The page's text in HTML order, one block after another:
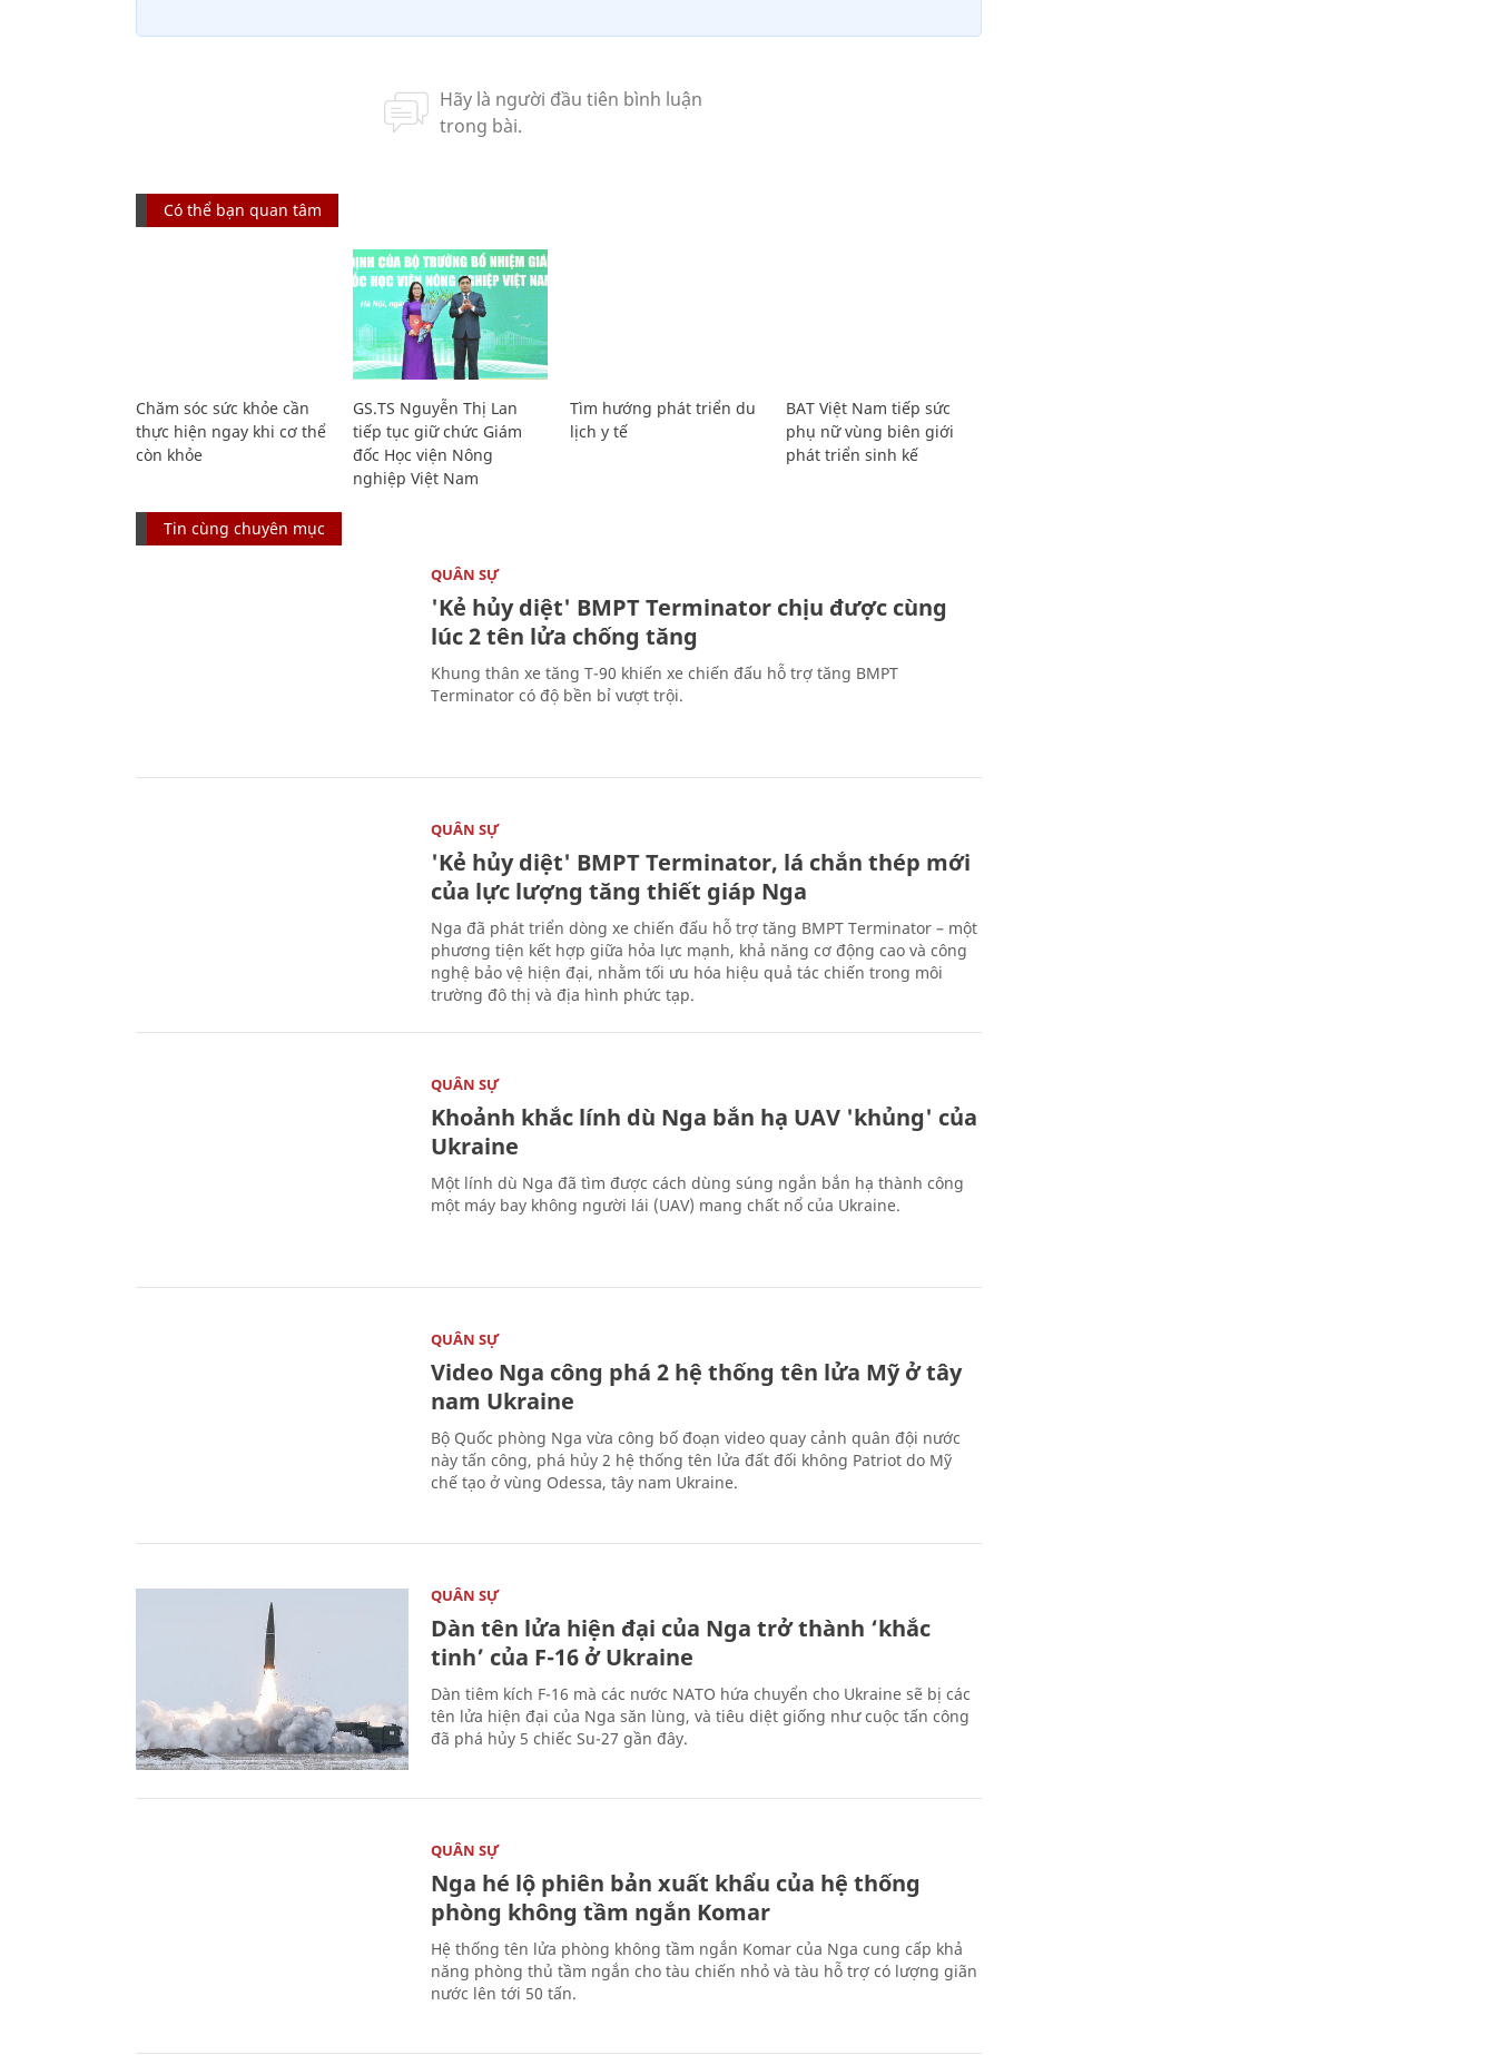
Có thể bạn quan tâm
Chăm sóc sức khỏe cần
thực hiện ngay khi cơ thể
còn khỏe
GS.TS Nguyễn Thị Lan
tiếp tục giữ chức Giám
đốc Học viện Nông
nghiệp Việt Nam
Tìm hướng phát triển du
lịch y tế
BAT Việt Nam tiếp sức
phụ nữ vùng biên giới
phát triển sinh kế
Tin cùng chuyên mục
QUÂN SỰ
'Kẻ hủy diệt' BMPT Terminator chịu được cùng
lúc 2 tên lửa chống tăng
Khung thân xe tăng T-90 khiến xe chiến đấu hỗ trợ tăng BMPT
Terminator có độ bền bỉ vượt trội.
QUÂN SỰ
'Kẻ hủy diệt' BMPT Terminator, lá chắn thép mới
của lực lượng tăng thiết giáp Nga
Nga đã phát triển dòng xe chiến đấu hỗ trợ tăng BMPT Terminator – một
phương tiện kết hợp giữa hỏa lực mạnh, khả năng cơ động cao và công
nghệ bảo vệ hiện đại, nhằm tối ưu hóa hiệu quả tác chiến trong môi
trường đô thị và địa hình phức tạp.
QUÂN SỰ
Khoảnh khắc lính dù Nga bắn hạ UAV 'khủng' của
Ukraine
Một lính dù Nga đã tìm được cách dùng súng ngắn bắn hạ thành công
một máy bay không người lái (UAV) mang chất nổ của Ukraine.
QUÂN SỰ
Video Nga công phá 2 hệ thống tên lửa Mỹ ở tây
nam Ukraine
Bộ Quốc phòng Nga vừa công bố đoạn video quay cảnh quân đội nước
này tấn công, phá hủy 2 hệ thống tên lửa đất đối không Patriot do Mỹ
chế tạo ở vùng Odessa, tây nam Ukraine.
QUÂN SỰ
Dàn tên lửa hiện đại của Nga trở thành ‘khắc
tinh’ của F-16 ở Ukraine
Dàn tiêm kích F-16 mà các nước NATO hứa chuyển cho Ukraine sẽ bị các
tên lửa hiện đại của Nga săn lùng, và tiêu diệt giống như cuộc tấn công
đã phá hủy 5 chiếc Su-27 gần đây.
QUÂN SỰ
Nga hé lộ phiên bản xuất khẩu của hệ thống
phòng không tầm ngắn Komar
Hệ thống tên lửa phòng không tầm ngắn Komar của Nga cung cấp khả
năng phòng thủ tầm ngắn cho tàu chiến nhỏ và tàu hỗ trợ có lượng giãn
nước lên tới 50 tấn.